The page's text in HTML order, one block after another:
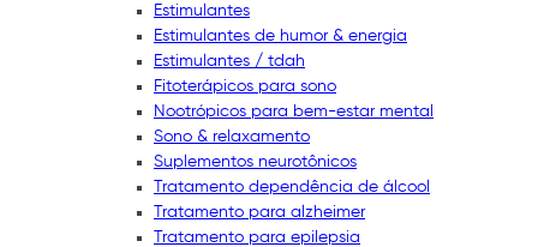
Estimulantes
Estimulantes de humor & energia
Estimulantes / tdah
Fitoterápicos para sono
Nootrópicos para bem-estar mental
Sono & relaxamento
Suplementos neurotônicos
Tratamento dependência de álcool
Tratamento para alzheimer
Tratamento para epilepsia